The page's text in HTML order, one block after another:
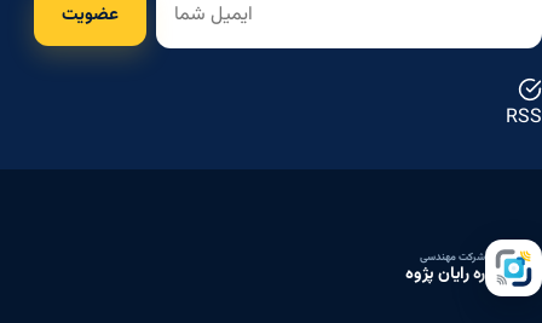
عضویت
RSS
شرکت مهندسی
ره رایان پژوه